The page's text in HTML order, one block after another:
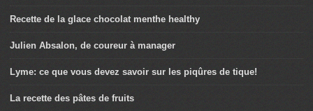
Recette de la glace chocolat menthe healthy
Julien Absalon, de coureur à manager
Lyme: ce que vous devez savoir sur les piqûres de tique!
La recette des pâtes de fruits